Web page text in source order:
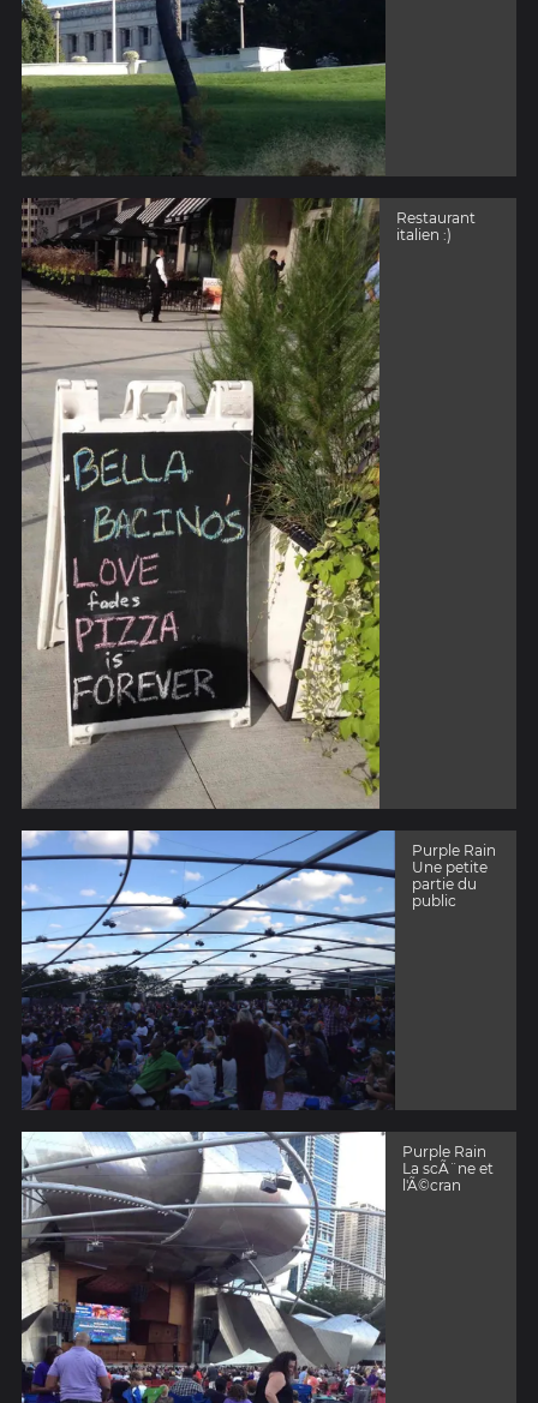
Restaurant
italien :)
Purple Rain
Une petite
partie du
public
Purple Rain
La scÃ¨ne et
l'Ã©cran